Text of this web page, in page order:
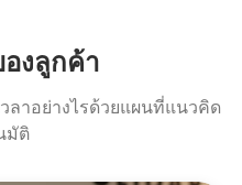
องลูกค้า
ลาอย่างไรด้วยแผนที่แนวคิด
มัติ